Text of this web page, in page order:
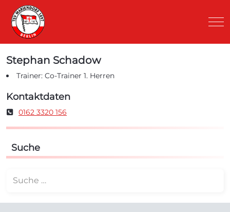
Stephan Schadow
Trainer: Co-Trainer 1. Herren
Kontaktdaten
Mobil
0162 3320 156
Suche